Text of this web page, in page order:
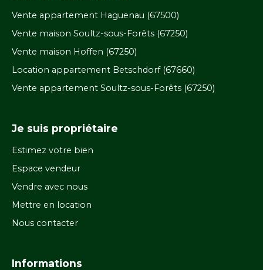
Vente appartement Haguenau (67500)
Vente maison Soultz-sous-Forêts (67250)
Vente maison Hoffen (67250)
Location appartement Betschdorf (67660)
Vente appartement Soultz-sous-Forêts (67250)
Je suis propriétaire
Estimez votre bien
Espace vendeur
Vendre avec nous
Mettre en location
Nous contacter
Informations